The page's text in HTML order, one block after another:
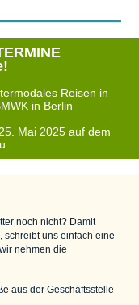
Reisen in
in Berlin
Mai 2025 auf dem
noch nicht? Damit
schreibt uns einfach eine
nehmen die
aus der Geschäftsstelle